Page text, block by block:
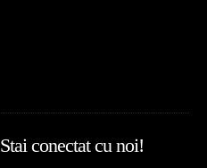
Stai conectat cu noi!